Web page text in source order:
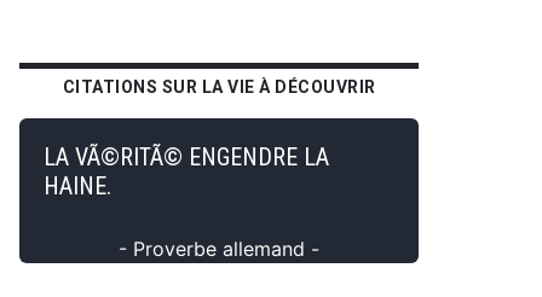
CITATIONS SUR LA VIE À DÉCOUVRIR
LA VÃ©RITÃ© ENGENDRE LA
HAINE.
- Proverbe allemand -